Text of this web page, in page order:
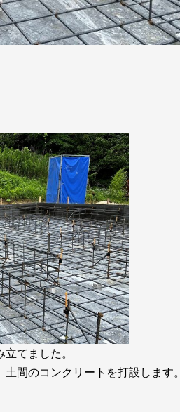
てました。
間のコンクリートを打設します。